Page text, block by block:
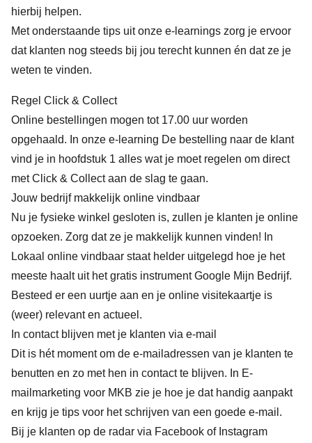
hierbij helpen.
Met onderstaande tips uit onze e-learnings zorg je ervoor
dat klanten nog steeds bij jou terecht kunnen én dat ze je
weten te vinden.
Regel Click & Collect
Online bestellingen mogen tot 17.00 uur worden
opgehaald. In onze e-learning De bestelling naar de klant
vind je in hoofdstuk 1 alles wat je moet regelen om direct
met Click & Collect aan de slag te gaan.
Jouw bedrijf makkelijk online vindbaar
Nu je fysieke winkel gesloten is, zullen je klanten je online
opzoeken. Zorg dat ze je makkelijk kunnen vinden! In
Lokaal online vindbaar staat helder uitgelegd hoe je het
meeste haalt uit het gratis instrument Google Mijn Bedrijf.
Besteed er een uurtje aan en je online visitekaartje is
(weer) relevant en actueel.
In contact blijven met je klanten via e-mail
Dit is hét moment om de e-mailadressen van je klanten te
benutten en zo met hen in contact te blijven. In E-
mailmarketing voor MKB zie je hoe je dat handig aanpakt
en krijg je tips voor het schrijven van een goede e-mail.
Bij je klanten op de radar via Facebook of Instagram